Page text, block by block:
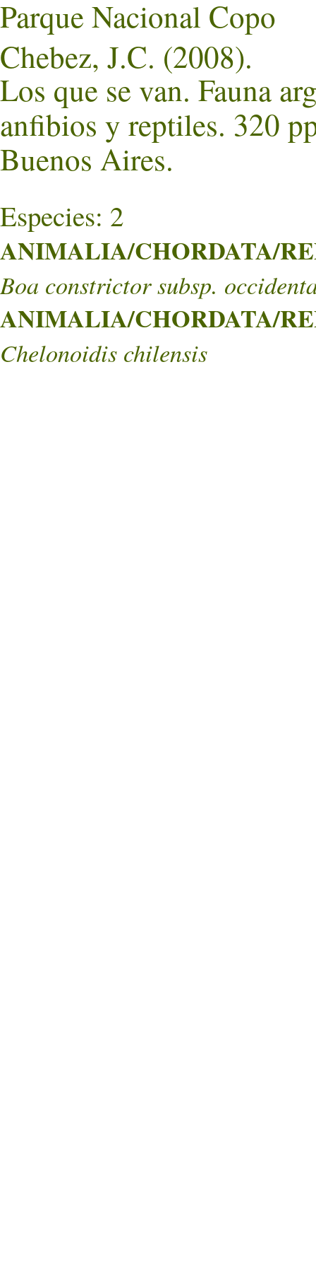
Parque Nacional Copo
Chebez, J.C. (2008).
Los que se van. Fauna
anfibios y reptiles. 320
Buenos Aires.
Especies: 2
ANIMALIA/CHORDATA/
Boa constrictor subsp.
ANIMALIA/CHORDATA/
Chelonoidis chilensis